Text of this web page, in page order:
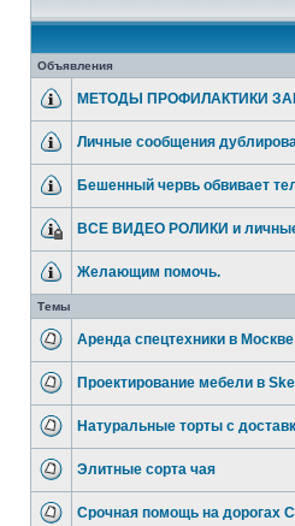
Объявления
МЕТОДЫ ПРОФИЛАКТИКИ
Личные сообщения
Бешенный червь обвивает
ВСЕ ВИДЕО РОЛИКИ и
Желающим помочь.
Темы
Аренда спецтехники в Москве
Проектирование мебели в
Натуральные торты с
Элитные сорта чая
Срочная помощь на дорогах